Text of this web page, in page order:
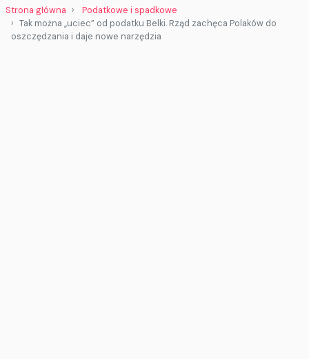
Strona główna
Podatkowe i spadkowe
Tak można „uciec” od podatku Belki. Rząd zachęca Polaków do
oszczędzania i daje nowe narzędzia